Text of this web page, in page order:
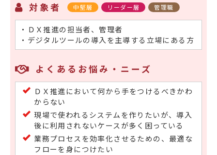
対象者 中堅層 リーダー層 管理職
・ＤＸ推進の担当者、管理者
・デジタルツールの導入を主導する立場にある方
よくあるお悩み・ニーズ
ＤＸ推進において何から手をつけるべきかわ
からない
現場で使われるシステムを作りたいが、導入
後に利用されないケースが多く困っている
業務プロセスを効率化させるための、最適な
フローを身につけたい